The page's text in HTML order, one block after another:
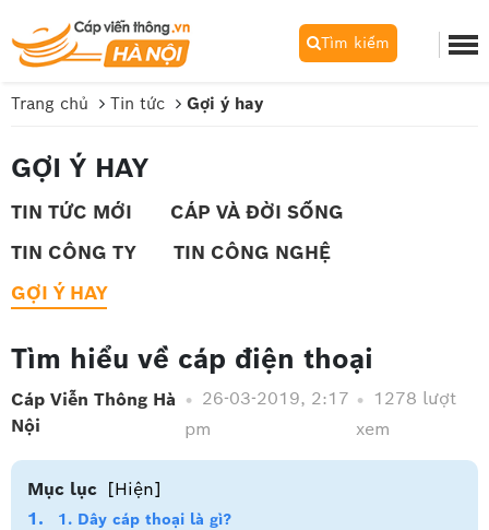
Tìm kiếm
Trang chủ Tin tức Gợi ý hay
GỢI Ý HAY
TIN TỨC MỚI
CÁP VÀ ĐỜI SỐNG
TIN CÔNG TY
TIN CÔNG NGHỆ
GỢI Ý HAY
Tìm hiểu về cáp điện thoại
Cáp Viễn Thông Hà
Nội
26-03-2019, 2:17
pm
1278 lượt
xem
Mục lục [Hiện]
1. Dây cáp thoại là gì?